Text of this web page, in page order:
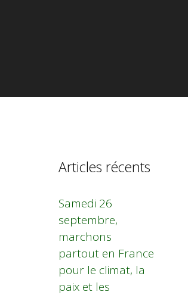
Articles récents
Samedi 26
septembre,
marchons
partout en France
pour le climat, la
paix et les